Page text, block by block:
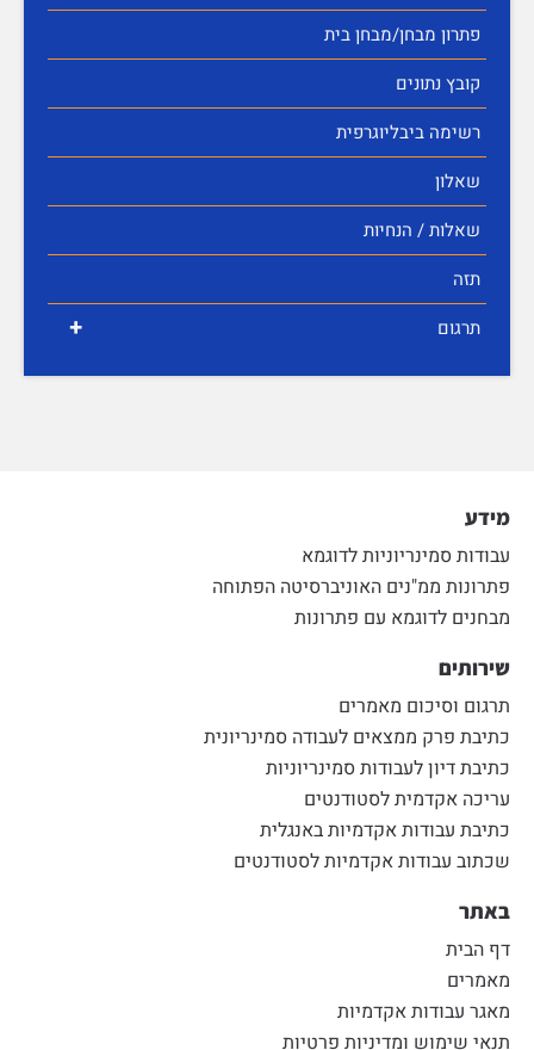
פתרון מבחן/מבחן בית
קובץ נתונים
רשימה ביבליוגרפית
שאלון
שאלות / הנחיות
תזה
+ תרגום
מידע
עבודות סמינריוניות לדוגמא
פתרונות ממ"נים האוניברסיטה הפתוחה
מבחנים לדוגמא עם פתרונות
שירותים
תרגום וסיכום מאמרים
כתיבת פרק ממצאים לעבודה סמינריונית
כתיבת דיון לעבודות סמינריוניות
עריכה אקדמית לסטודנטים
כתיבת עבודות אקדמיות באנגלית
שכתוב עבודות אקדמיות לסטודנטים
באתר
דף הבית
מאמרים
מאגר עבודות אקדמיות
תנאי שימוש ומדיניות פרטיות